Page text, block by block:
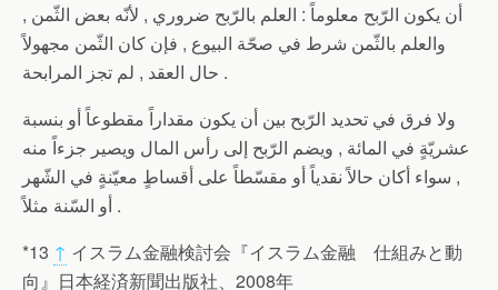
أن يكون الرّبح معلوماً : العلم بالرّبح ضروري , لأنّه بعض الثّمن ,
والعلم بالثّمن شرط في صحّة البيوع , فإن كان الثّمن مجهولاً
حال العقد , لم تجز المرابحة .
ولا فرق في تحديد الرّبح بين أن يكون مقداراً مقطوعاً أو بنسبة
عشريّةٍ في المائة , ويضم الرّبح إلى رأس المال ويصير جزءاً منه
, سواء أكان حالاً نقدياً أو مقسّطاً على أقساطٍ معيّنةٍ في الشّهر
أو السّنة مثلاً .
*13 ↑ イスラム金融検討会『イスラム金融 仕組みと動
向』日本経済新聞出版社、2008年